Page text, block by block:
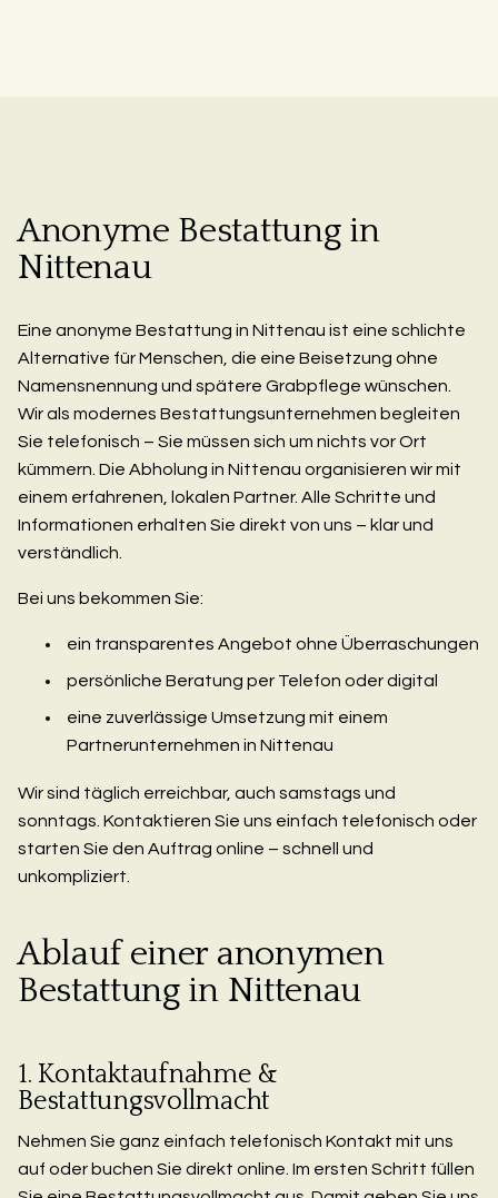
Anonyme Bestattung in
Nittenau
Eine anonyme Bestattung in Nittenau ist eine schlichte
Alternative für Menschen, die eine Beisetzung ohne
Namensnennung und spätere Grabpflege wünschen.
Wir als modernes Bestattungsunternehmen begleiten
Sie telefonisch – Sie müssen sich um nichts vor Ort
kümmern. Die Abholung in Nittenau organisieren wir mit
einem erfahrenen, lokalen Partner. Alle Schritte und
Informationen erhalten Sie direkt von uns – klar und
verständlich.
Bei uns bekommen Sie:
ein transparentes Angebot ohne Überraschungen
persönliche Beratung per Telefon oder digital
eine zuverlässige Umsetzung mit einem
Partnerunternehmen in Nittenau
Wir sind täglich erreichbar, auch samstags und
sonntags. Kontaktieren Sie uns einfach telefonisch oder
starten Sie den Auftrag online – schnell und
unkompliziert.
Ablauf einer anonymen
Bestattung in Nittenau
1. Kontaktaufnahme &
Bestattungsvollmacht
Nehmen Sie ganz einfach telefonisch Kontakt mit uns
auf oder buchen Sie direkt online. Im ersten Schritt füllen